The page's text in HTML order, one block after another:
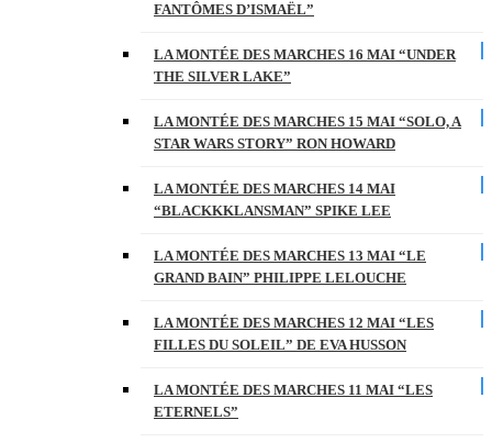
FANTÔMES D’ISMAËL”
LA MONTÉE DES MARCHES 16 MAI “UNDER
THE SILVER LAKE”
LA MONTÉE DES MARCHES 15 MAI “SOLO, A
STAR WARS STORY” RON HOWARD
LA MONTÉE DES MARCHES 14 MAI
“BLACKKKLANSMAN” SPIKE LEE
LA MONTÉE DES MARCHES 13 MAI “LE
GRAND BAIN” PHILIPPE LELOUCHE
LA MONTÉE DES MARCHES 12 MAI “LES
FILLES DU SOLEIL” DE EVA HUSSON
LA MONTÉE DES MARCHES 11 MAI “LES
ETERNELS”